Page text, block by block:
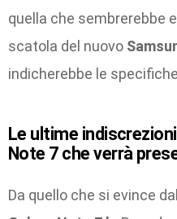
quella che sembrerebbe
scatola del nuovo
indicherebbe le
Le ultime
Note 7 che verrà
Da quello che si evince